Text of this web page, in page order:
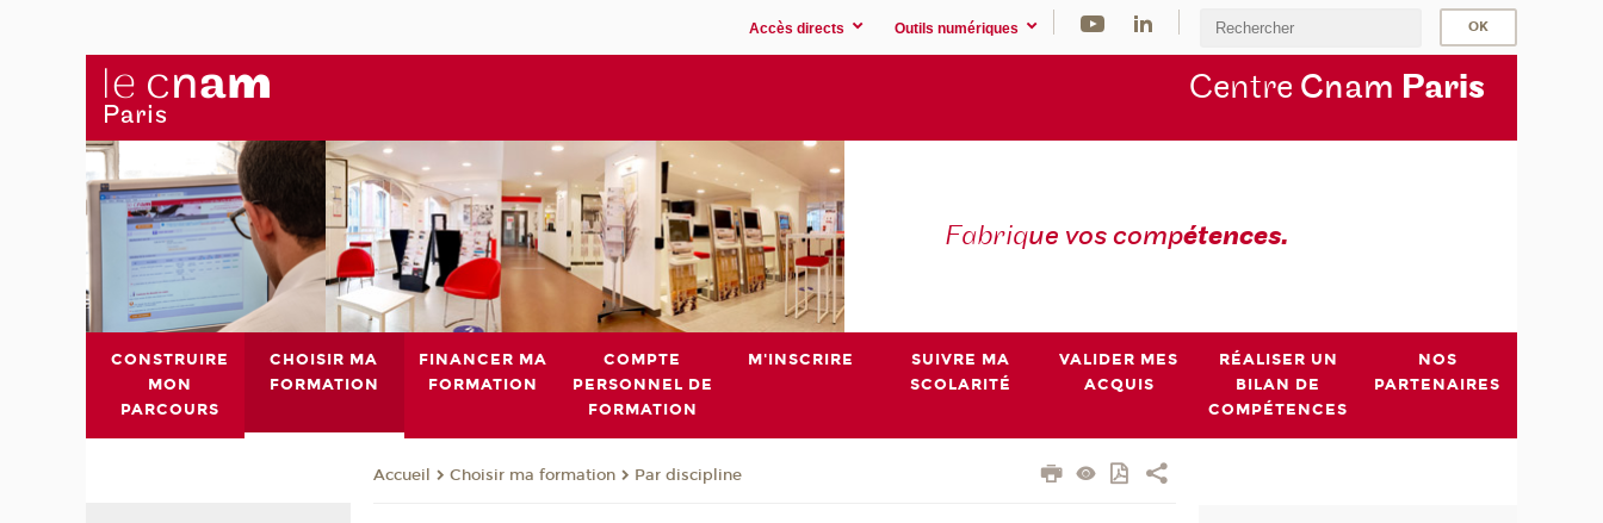
Accès directs Outils numériques
Centre Cnam Paris
Fabrique vos compétences.
CONSTRUIRE
MON
PARCOURS
CHOISIR MA
FORMATION
FINANCER MA
FORMATION
COMPTE
PERSONNEL DE
FORMATION
M'INSCRIRE
SUIVRE MA
SCOLARITÉ
VALIDER MES
ACQUIS
RÉALISER UN
BILAN DE
COMPÉTENCES
NOS
PARTENAIRES
Accueil Choisir ma formation Par discipline